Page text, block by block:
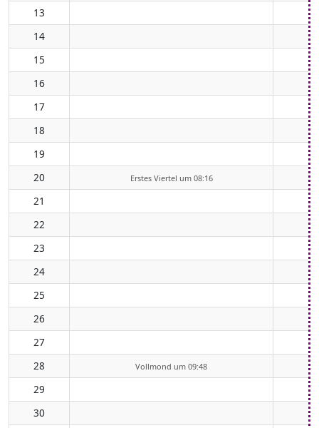
13
14
15
16
17
18
19
20
Erstes Viertel um 08:16
21
22
23
24
25
26
27
28
Vollmond um 09:48
29
30